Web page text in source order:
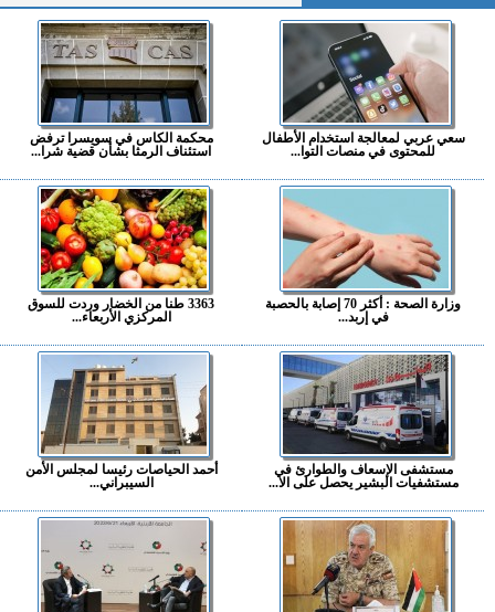
سعي عربي لمعالجة استخدام الأطفال
للمحتوى في منصات التوا...
محكمة الكاس في سويسرا ترفض
استئناف الرمثا بشأن قضية شرا...
وزارة الصحة : أكثر 70 إصابة بالحصبة
في إربد...
3363 طنا من الخضار وردت للسوق
المركزي الأربعاء...
مستشفى الإسعاف والطوارئ في
مستشفيات البشير يحصل على الا...
أحمد الحياصات رئيسا لمجلس الأمن
السيبراني...